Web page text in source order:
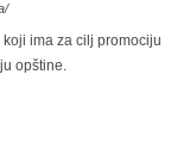
ima za cilj promociju
opštine.